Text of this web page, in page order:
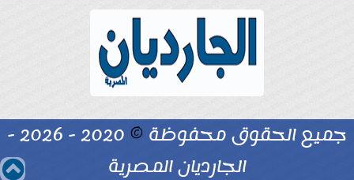
جميع الحقوق محفوظة ©
2020 - 2026 -
الجارديان المصرية